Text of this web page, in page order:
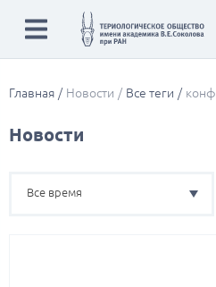
Главная Новости Все теги
Новости
Все время